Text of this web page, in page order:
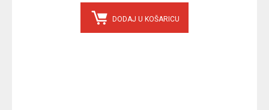
DODAJ U KOŠARICU